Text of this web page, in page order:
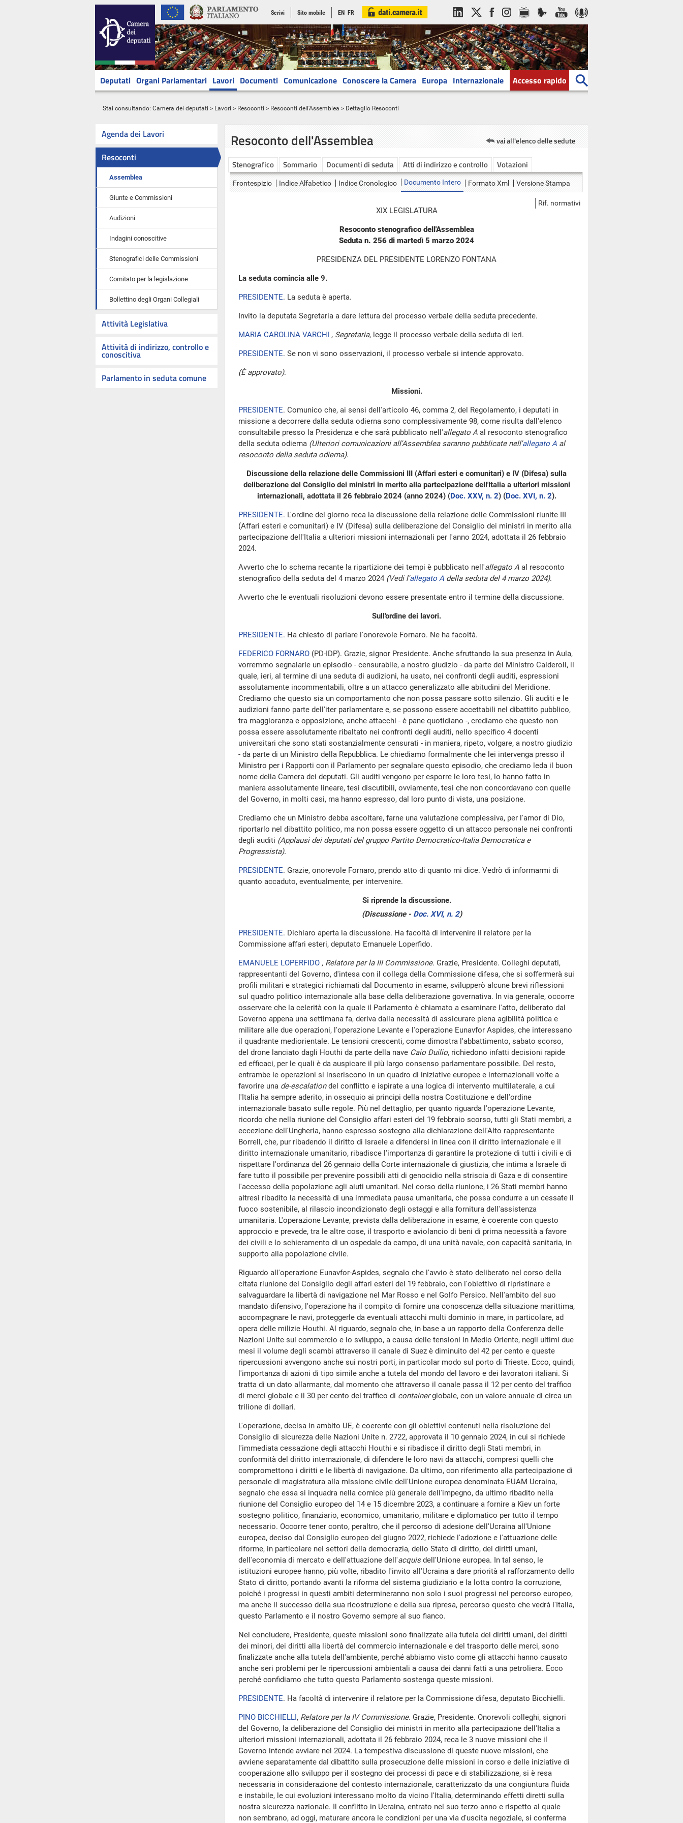
Scrivi Sito mobile EN FR
Deputati Organi Parlamentari Lavori Documenti Comunicazione Conoscere la Camera Europa Internazionale Accesso rapido
Stai consultando: Camera dei deputati > Lavori > Resoconti > Resoconti dell'Assemblea > Dettaglio Resoconti
Agenda dei Lavori
Resoconti
Assemblea
Giunte e Commissioni
Audizioni
Indagini conoscitive
Stenografici delle Commissioni
Comitato per la legislazione
Bollettino degli Organi Collegiali
Attività Legislativa
Attività di indirizzo, controllo e
conoscitiva
Parlamento in seduta comune
Resoconto dell'Assemblea vai all'elenco delle sedute
Stenografico Sommario Documenti di seduta Atti di indirizzo e controllo Votazioni
Frontespizio Indice Alfabetico Indice Cronologico Documento Intero Formato Xml Versione Stampa
Rif. normativi
XIX LEGISLATURA
Resoconto stenografico dell'Assemblea
Seduta n. 256 di martedì 5 marzo 2024
PRESIDENZA DEL PRESIDENTE LORENZO FONTANA
La seduta comincia alle 9.
PRESIDENTE. La seduta è aperta.
Invito la deputata Segretaria a dare lettura del processo verbale della seduta precedente.
MARIA CAROLINA VARCHI , Segretaria, legge il processo verbale della seduta di ieri.
PRESIDENTE. Se non vi sono osservazioni, il processo verbale si intende approvato.
(È approvato).
Missioni.
PRESIDENTE. Comunico che, ai sensi dell'articolo 46, comma 2, del Regolamento, i deputati in
missione a decorrere dalla seduta odierna sono complessivamente 98, come risulta dall'elenco
consultabile presso la Presidenza e che sarà pubblicato nell'allegato A al resoconto stenografico
della seduta odierna (Ulteriori comunicazioni all'Assemblea saranno pubblicate nell'allegato A al
resoconto della seduta odierna).
Discussione della relazione delle Commissioni III (Affari esteri e comunitari) e IV (Difesa) sulla
deliberazione del Consiglio dei ministri in merito alla partecipazione dell'Italia a ulteriori missioni
internazionali, adottata il 26 febbraio 2024 (anno 2024) (Doc. XXV, n. 2) (Doc. XVI, n. 2).
PRESIDENTE. L'ordine del giorno reca la discussione della relazione delle Commissioni riunite III
(Affari esteri e comunitari) e IV (Difesa) sulla deliberazione del Consiglio dei ministri in merito alla
partecipazione dell'Italia a ulteriori missioni internazionali per l'anno 2024, adottata il 26 febbraio
2024.
Avverto che lo schema recante la ripartizione dei tempi è pubblicato nell'allegato A al resoconto
stenografico della seduta del 4 marzo 2024 (Vedi l'allegato A della seduta del 4 marzo 2024).
Avverto che le eventuali risoluzioni devono essere presentate entro il termine della discussione.
Sull'ordine dei lavori.
PRESIDENTE. Ha chiesto di parlare l'onorevole Fornaro. Ne ha facoltà.
FEDERICO FORNARO (PD-IDP). Grazie, signor Presidente. Anche sfruttando la sua presenza in Aula,
vorremmo segnalarle un episodio - censurabile, a nostro giudizio - da parte del Ministro Calderoli, il
quale, ieri, al termine di una seduta di audizioni, ha usato, nei confronti degli auditi, espressioni
assolutamente incommentabili, oltre a un attacco generalizzato alle abitudini del Meridione.
Crediamo che questo sia un comportamento che non possa passare sotto silenzio. Gli auditi e le
audizioni fanno parte dell'iter parlamentare e, se possono essere accettabili nel dibattito pubblico,
tra maggioranza e opposizione, anche attacchi - è pane quotidiano -, crediamo che questo non
possa essere assolutamente ribaltato nei confronti degli auditi, nello specifico 4 docenti
universitari che sono stati sostanzialmente censurati - in maniera, ripeto, volgare, a nostro giudizio
- da parte di un Ministro della Repubblica. Le chiediamo formalmente che lei intervenga presso il
Ministro per i Rapporti con il Parlamento per segnalare questo episodio, che crediamo leda il buon
nome della Camera dei deputati. Gli auditi vengono per esporre le loro tesi, lo hanno fatto in
maniera assolutamente lineare, tesi discutibili, ovviamente, tesi che non concordavano con quelle
del Governo, in molti casi, ma hanno espresso, dal loro punto di vista, una posizione.
Crediamo che un Ministro debba ascoltare, farne una valutazione complessiva, per l'amor di Dio,
riportarlo nel dibattito politico, ma non possa essere oggetto di un attacco personale nei confronti
degli auditi (Applausi dei deputati del gruppo Partito Democratico-Italia Democratica e
Progressista).
PRESIDENTE. Grazie, onorevole Fornaro, prendo atto di quanto mi dice. Vedrò di informarmi di
quanto accaduto, eventualmente, per intervenire.
Si riprende la discussione.
(Discussione - Doc. XVI, n. 2)
PRESIDENTE. Dichiaro aperta la discussione. Ha facoltà di intervenire il relatore per la
Commissione affari esteri, deputato Emanuele Loperfido.
EMANUELE LOPERFIDO , Relatore per la III Commissione. Grazie, Presidente. Colleghi deputati,
rappresentanti del Governo, d'intesa con il collega della Commissione difesa, che si soffermerà sui
profili militari e strategici richiamati dal Documento in esame, svilupperò alcune brevi riflessioni
sul quadro politico internazionale alla base della deliberazione governativa. In via generale, occorre
osservare che la celerità con la quale il Parlamento è chiamato a esaminare l'atto, deliberato dal
Governo appena una settimana fa, deriva dalla necessità di assicurare piena agibilità politica e
militare alle due operazioni, l'operazione Levante e l'operazione Eunavfor Aspides, che interessano
il quadrante mediorientale. Le tensioni crescenti, come dimostra l'abbattimento, sabato scorso,
del drone lanciato dagli Houthi da parte della nave Caio Duilio, richiedono infatti decisioni rapide
ed efficaci, per le quali è da auspicare il più largo consenso parlamentare possibile. Del resto,
entrambe le operazioni si inseriscono in un quadro di iniziative europee e internazionali volte a
favorire una de-escalationdel conflitto e ispirate a una logica di intervento multilaterale, a cui
l'Italia ha sempre aderito, in ossequio ai principi della nostra Costituzione e dell'ordine
internazionale basato sulle regole. Più nel dettaglio, per quanto riguarda l'operazione Levante,
ricordo che nella riunione del Consiglio affari esteri del 19 febbraio scorso, tutti gli Stati membri, a
eccezione dell'Ungheria, hanno espresso sostegno alla dichiarazione dell'Alto rappresentante
Borrell, che, pur ribadendo il diritto di Israele a difendersi in linea con il diritto internazionale e il
diritto internazionale umanitario, ribadisce l'importanza di garantire la protezione di tutti i civili e di
rispettare l'ordinanza del 26 gennaio della Corte internazionale di giustizia, che intima a Israele di
fare tutto il possibile per prevenire possibili atti di genocidio nella striscia di Gaza e di consentire
l'accesso della popolazione agli aiuti umanitari. Nel corso della riunione, i 26 Stati membri hanno
altresì ribadito la necessità di una immediata pausa umanitaria, che possa condurre a un cessate il
fuoco sostenibile, al rilascio incondizionato degli ostaggi e alla fornitura dell'assistenza
umanitaria. L'operazione Levante, prevista dalla deliberazione in esame, è coerente con questo
approccio e prevede, tra le altre cose, il trasporto e aviolancio di beni di prima necessità a favore
dei civili e lo schieramento di un ospedale da campo, di una unità navale, con capacità sanitaria, in
supporto alla popolazione civile.
Riguardo all'operazione Eunavfor-Aspides, segnalo che l'avvio è stato deliberato nel corso della
citata riunione del Consiglio degli affari esteri del 19 febbraio, con l'obiettivo di ripristinare e
salvaguardare la libertà di navigazione nel Mar Rosso e nel Golfo Persico. Nell'ambito del suo
mandato difensivo, l'operazione ha il compito di fornire una conoscenza della situazione marittima,
accompagnare le navi, proteggerle da eventuali attacchi multi dominio in mare, in particolare, ad
opera delle milizie Houthi. Al riguardo, segnalo che, in base a un rapporto della Conferenza delle
Nazioni Unite sul commercio e lo sviluppo, a causa delle tensioni in Medio Oriente, negli ultimi due
mesi il volume degli scambi attraverso il canale di Suez è diminuito del 42 per cento e queste
ripercussioni avvengono anche sui nostri porti, in particolar modo sul porto di Trieste. Ecco, quindi,
l'importanza di azioni di tipo simile anche a tutela del mondo del lavoro e dei lavoratori italiani. Si
tratta di un dato allarmante, dal momento che attraverso il canale passa il 12 per cento del traffico
di merci globale e il 30 per cento del traffico di containerglobale, con un valore annuale di circa un
trilione di dollari.
L'operazione, decisa in ambito UE, è coerente con gli obiettivi contenuti nella risoluzione del
Consiglio di sicurezza delle Nazioni Unite n. 2722, approvata il 10 gennaio 2024, in cui si richiede
l'immediata cessazione degli attacchi Houthi e si ribadisce il diritto degli Stati membri, in
conformità del diritto internazionale, di difendere le loro navi da attacchi, compresi quelli che
compromettono i diritti e le libertà di navigazione. Da ultimo, con riferimento alla partecipazione di
personale di magistratura alla missione civile dell'Unione europea denominata EUAM Ucraina,
segnalo che essa si inquadra nella cornice più generale dell'impegno, da ultimo ribadito nella
riunione del Consiglio europeo del 14 e 15 dicembre 2023, a continuare a fornire a Kiev un forte
sostegno politico, finanziario, economico, umanitario, militare e diplomatico per tutto il tempo
necessario. Occorre tener conto, peraltro, che il percorso di adesione dell'Ucraina all'Unione
europea, deciso dal Consiglio europeo del giugno 2022, richiede l'adozione e l'attuazione delle
riforme, in particolare nei settori della democrazia, dello Stato di diritto, dei diritti umani,
dell'economia di mercato e dell'attuazione dell'acquisdell'Unione europea. In tal senso, le
istituzioni europee hanno, più volte, ribadito l'invito all'Ucraina a dare priorità al rafforzamento dello
Stato di diritto, portando avanti la riforma del sistema giudiziario e la lotta contro la corruzione,
poiché i progressi in questi ambiti determineranno non solo i suoi progressi nel percorso europeo,
ma anche il successo della sua ricostruzione e della sua ripresa, percorso questo che vedrà l'Italia,
questo Parlamento e il nostro Governo sempre al suo fianco.
Nel concludere, Presidente, queste missioni sono finalizzate alla tutela dei diritti umani, dei diritti
dei minori, dei diritti alla libertà del commercio internazionale e del trasporto delle merci, sono
finalizzate anche alla tutela dell'ambiente, perché abbiamo visto come gli attacchi hanno causato
anche seri problemi per le ripercussioni ambientali a causa dei danni fatti a una petroliera. Ecco
perché confidiamo che tutto questo Parlamento sostenga queste missioni.
PRESIDENTE. Ha facoltà di intervenire il relatore per la Commissione difesa, deputato Bicchielli.
PINO BICCHIELLI, Relatore per la IV Commissione. Grazie, Presidente. Onorevoli colleghi, signori
del Governo, la deliberazione del Consiglio dei ministri in merito alla partecipazione dell'Italia a
ulteriori missioni internazionali, adottata il 26 febbraio 2024, reca le 3 nuove missioni che il
Governo intende avviare nel 2024. La tempestiva discussione di queste nuove missioni, che
avviene separatamente dal dibattito sulla prosecuzione delle missioni in corso e delle iniziative di
cooperazione allo sviluppo per il sostegno dei processi di pace e di stabilizzazione, si è resa
necessaria in considerazione del contesto internazionale, caratterizzato da una congiuntura fluida
e instabile, le cui evoluzioni interessano molto da vicino l'Italia, determinando effetti diretti sulla
nostra sicurezza nazionale. Il conflitto in Ucraina, entrato nel suo terzo anno e rispetto al quale
non sembrano, ad oggi, maturare ancora le condizioni per una via d'uscita negoziale, si conferma